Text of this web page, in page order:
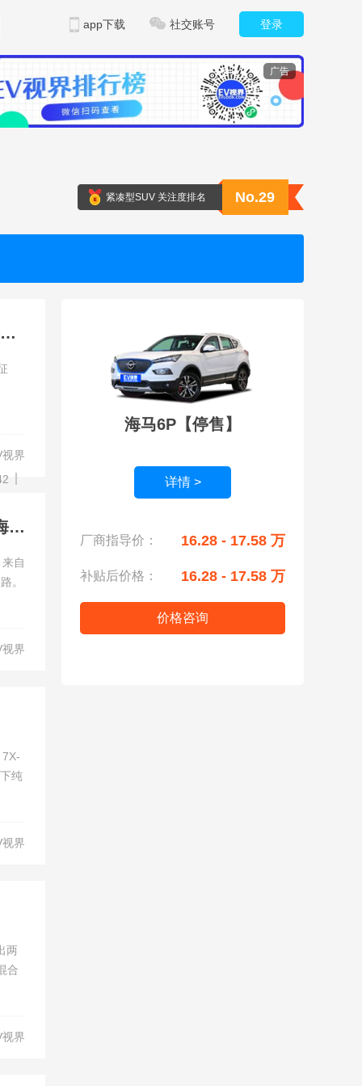
登录
社交账号
app下载
广告
紧凑型SUV 关注度排名 No.29
沃尔沃全新XC70领航2025年上马 揭秘品牌与赛事的五年共生密码
界
你全力以赴，我全程守护 沃尔沃插混家族集结领跑2024上海马拉松
自
。
界
纯
界
两
合
界
海马6P【停售】
详情 >
厂商指导价： 16.28 - 17.58 万
补贴后价格： 16.28 - 17.58 万
价格咨询